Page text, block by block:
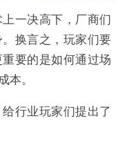
一决高下，厂商们
换言之，玩家们要
要的是如何通过场
本。
行业玩家们提出了